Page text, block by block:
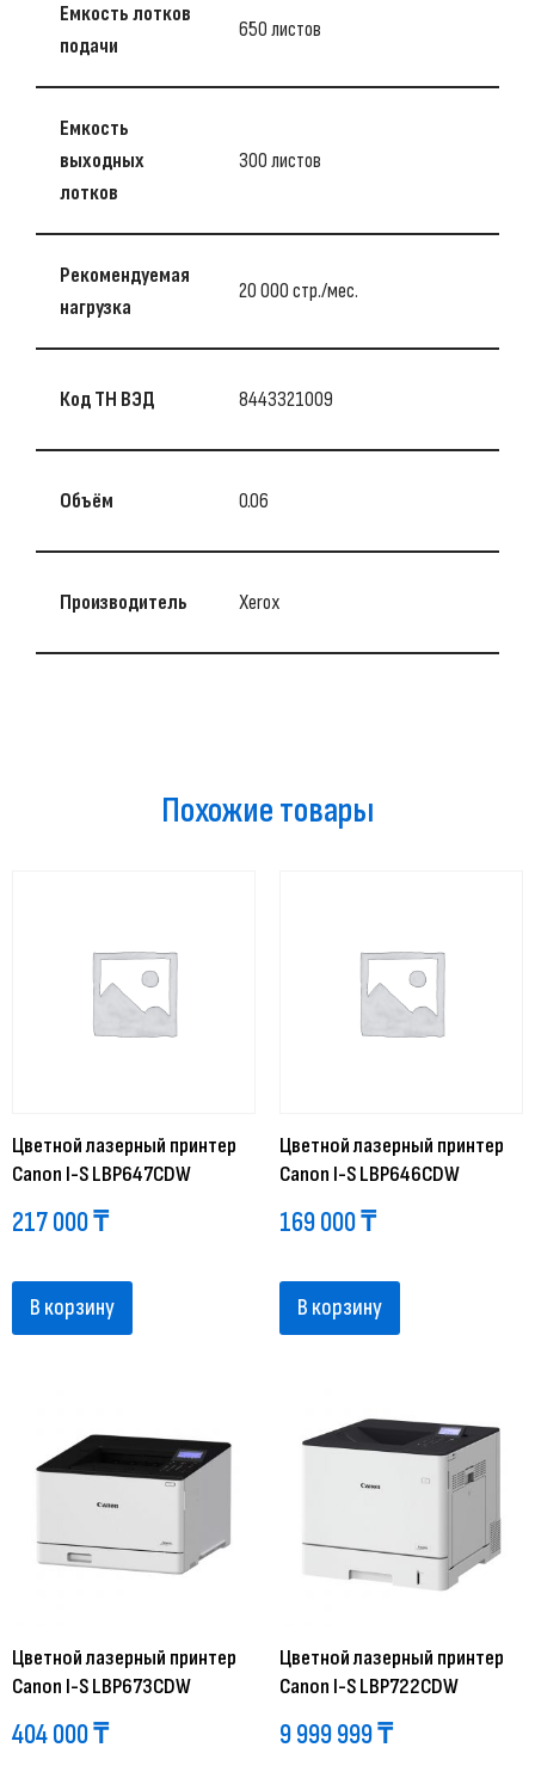
Емкость лотков
подачи
650 листов
Емкость
выходных
лотков
300 листов
Рекомендуемая
нагрузка
20 000 стр./мес.
Код ТН ВЭД 8443321009
Объём 0.06
Производитель Xerox
Похожие товары
Цветной лазерный принтер
Canon I-S LBP647CDW
217 000₸
В корзину
Цветной лазерный принтер
Canon I-S LBP646CDW
169 000₸
В корзину
Цветной лазерный принтер
Canon I-S LBP673CDW
404 000₸
Цветной лазерный принтер
Canon I-S LBP722CDW
9 999 999₸